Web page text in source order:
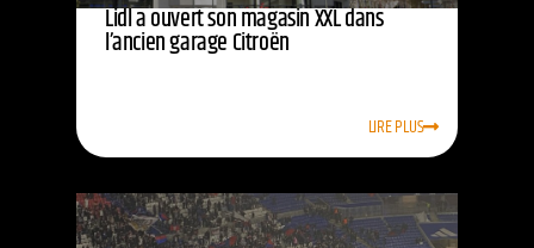
Lidl a ouvert son magasin XXL dans
l’ancien garage Citroën
LIRE PLUS